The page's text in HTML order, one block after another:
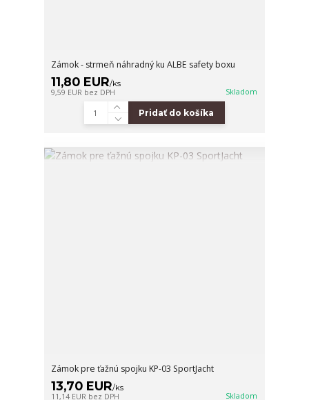
Zámok - strmeň náhradný ku ALBE safety boxu
11,80 EUR/ks
9,59 EUR bez DPH Skladom
Pridať do košíka
Zámok pre ťažnú spojku KP-03 SportJacht
13,70 EUR/ks
11,14 EUR bez DPH Skladom